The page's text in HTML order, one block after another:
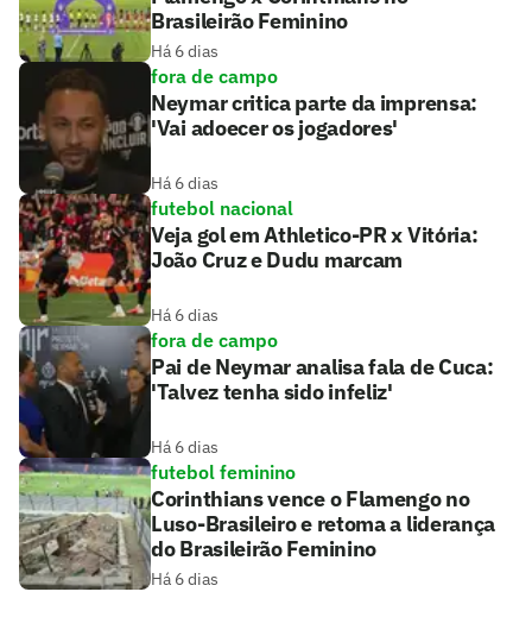
Brasileirão Feminino
Há 6 dias
fora de campo
Neymar critica parte da imprensa:
'Vai adoecer os jogadores'
Há 6 dias
futebol nacional
Veja gol em Athletico-PR x Vitória:
João Cruz e Dudu marcam
Há 6 dias
fora de campo
Pai de Neymar analisa fala de Cuca:
'Talvez tenha sido infeliz'
Há 6 dias
futebol feminino
Corinthians vence o Flamengo no
Luso-Brasileiro e retoma a liderança
do Brasileirão Feminino
Há 6 dias